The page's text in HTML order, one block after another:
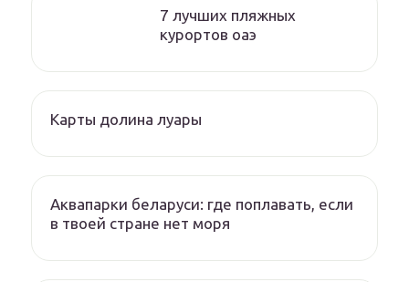
7 лучших пляжных
курортов оаэ
Карты долина луары
Аквапарки беларуси: где поплавать, если
в твоей стране нет моря